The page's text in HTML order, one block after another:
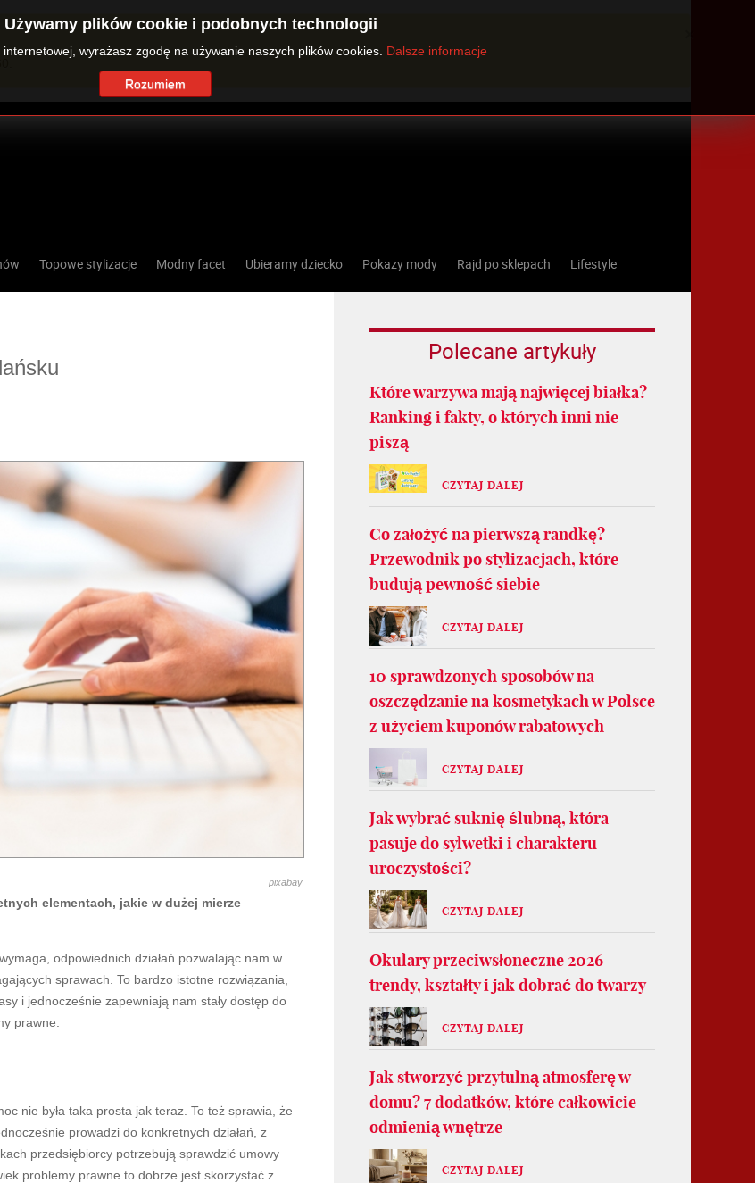
Topowe stylizacje Modny facet Ubieramy dziecko Pokazy mody Rajd po sklepach Lifestyle
pixabay
elementach, jakie w dużej mierze
odpowiednich działań pozwalając nam w
sprawach. To bardzo istotne rozwiązania,
i jednocześnie zapewniają nam stały dostęp do
prawne.
nie była taka prosta jak teraz. To też sprawia, że
prowadzi do konkretnych działań, z
przedsiębiorcy potrzebują sprawdzić umowy
problemy prawne to dobrze jest skorzystać z
Polecane artykuły
Które warzywa mają najwięcej białka?
Ranking i fakty, o których inni nie
piszą
CZYTAJ DALEJ
Co założyć na pierwszą randkę?
Przewodnik po stylizacjach, które
budują pewność siebie
CZYTAJ DALEJ
10 sprawdzonych sposobów na
oszczędzanie na kosmetykach w Polsce
z użyciem kuponów rabatowych
CZYTAJ DALEJ
Jak wybrać suknię ślubną, która
pasuje do sylwetki i charakteru
uroczystości?
CZYTAJ DALEJ
Okulary przeciwsłoneczne 2026 -
trendy, kształty i jak dobrać do twarzy
CZYTAJ DALEJ
Jak stworzyć przytulną atmosferę w
domu? 7 dodatków, które całkowicie
odmienią wnętrze
CZYTAJ DALEJ
Używamy plików cookie i podobnych technologii
wyrażasz zgodę na używanie naszych plików cookies. Dalsze informacje
Rozumiem